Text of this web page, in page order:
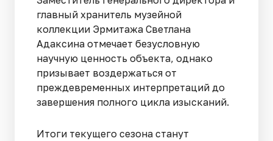
главный хранитель музейной
коллекции Эрмитажа Светлана
Адаксина отмечает безусловную
научную ценность объекта, однако
призывает воздержаться от
преждевременных интерпретаций до
завершения полного цикла изысканий.
Итоги текущего сезона станут